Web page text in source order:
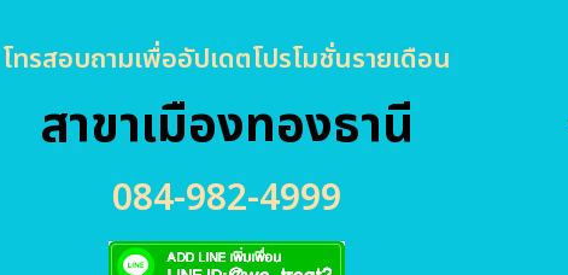
โทรสอบถามเพื่ออัปเดตโปรโมชั่นรายเดือน
สาขาเมืองทองธานี
084-982-4999